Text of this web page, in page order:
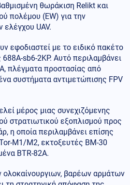
θωράκιση Relikt και
πολέμου (EW) για την
UAV.
εφοδιαστεί με το ειδικό πακέτο
sb6-2KP. Αυτό περιλαμβάνει
πλέγματα προστασίας από
συστήματα αντιμετώπισης FPV
μέρος μιας συνεχιζόμενης
στρατιωτικού εξοπλισμού προς
η οποία περιλαμβάνει επίσης
M1/M2, εκτοξευτές BM-30
BTR-82A.
βαρέων αρμάτων